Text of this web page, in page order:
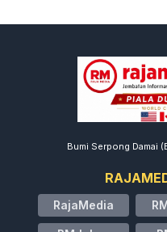
Bumi Serpong Damai
RajaMedia